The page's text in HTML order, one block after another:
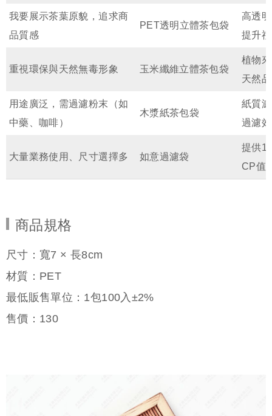
我要展示茶葉原貌，追求商
品質感
PET透明立體茶包袋
高透
提升
重視環保與天然無毒形象 玉米纖維立體茶包袋
植物
天然
用途廣泛，需過濾粉末（如
中藥、咖啡）
木漿紙茶包袋
紙質
過濾
大量業務使用、尺寸選擇多 如意過濾袋
提供
CP值
商品規格
尺寸：寬7 × 長8cm
材質：PET
最低販售單位：1包100入±2%
售價： 130